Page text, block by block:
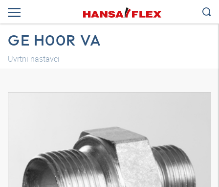
GE H00R VA
Uvrtni nastavci